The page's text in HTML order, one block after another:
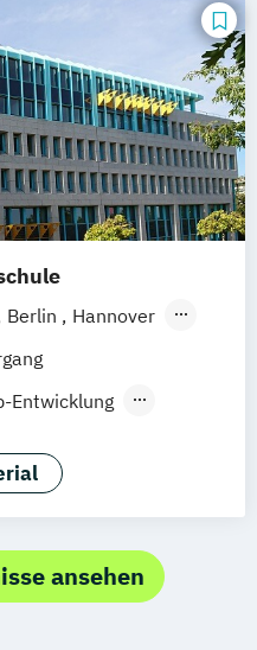
Berlin
Hannover
Entwicklung
ansehen